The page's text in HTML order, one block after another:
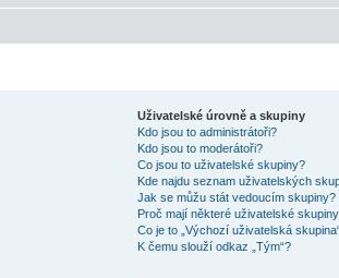
Uživatelské úrovně a skupiny
Kdo jsou to administrátoři?
Kdo jsou to moderátoři?
Co jsou to uživatelské skupiny?
Kde najdu seznam uživatelských
Jak se můžu stát vedoucím skupiny?
Proč mají některé uživatelské
Co je to „Výchozí uživatelská
K čemu slouží odkaz „Tým“?